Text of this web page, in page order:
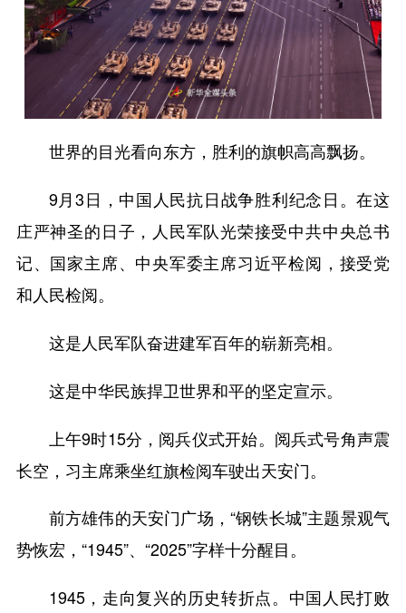
世界的目光看向东方，胜利的旗帜高高飘扬。
9月3日，中国人民抗日战争胜利纪念日。在这
庄严神圣的日子，人民军队光荣接受中共中央总书
记、国家主席、中央军委主席习近平检阅，接受党
和人民检阅。
这是人民军队奋进建军百年的崭新亮相。
这是中华民族捍卫世界和平的坚定宣示。
上午9时15分，阅兵仪式开始。阅兵式号角声震
长空，习主席乘坐红旗检阅车驶出天安门。
前方雄伟的天安门广场，“钢铁长城”主题景观气
势恢宏，“1945”、“2025”字样十分醒目。
1945，走向复兴的历史转折点。中国人民打败